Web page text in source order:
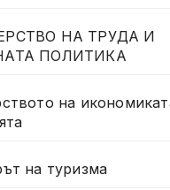
НА ТРУДА И
ПОЛИТИКА
на
на туризма